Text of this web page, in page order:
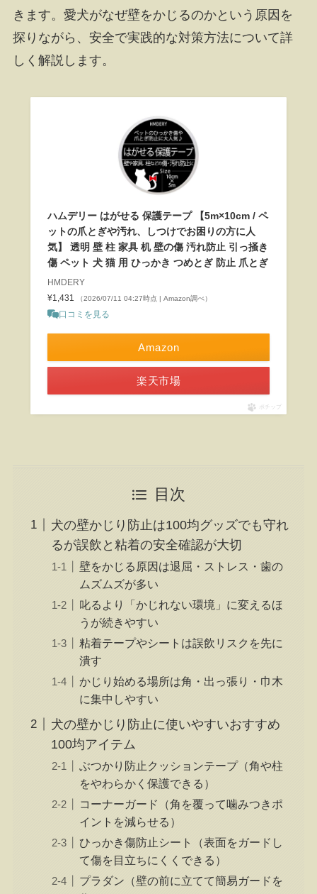
きます。愛犬がなぜ壁をかじるのかという原因を
探りながら、安全で実践的な対策方法について詳
しく解説します。
ハムデリー はがせる 保護テープ 【5m×10cm / ペ
ットの爪とぎや汚れ、しつけでお困りの方に人
気】 透明 壁 柱 家具 机 壁の傷 汚れ防止 引っ掻き
傷 ペット 犬 猫 用 ひっかき つめとぎ 防止 爪とぎ
HMDERY
¥1,431
（2026/07/11 04:27時点 | Amazon調べ）
口コミを見る
Amazon
楽天市場
ポチップ
目次
犬の壁かじり防止は100均グッズでも守れ
るが誤飲と粘着の安全確認が大切
壁をかじる原因は退屈・ストレス・歯の
ムズムズが多い
叱るより「かじれない環境」に変えるほ
うが続きやすい
粘着テープやシートは誤飲リスクを先に
潰す
かじり始める場所は角・出っ張り・巾木
に集中しやすい
犬の壁かじり防止に使いやすいおすすめ
100均アイテム
ぶつかり防止クッションテープ（角や柱
をやわらかく保護できる）
コーナーガード（角を覆って噛みつきポ
イントを減らせる）
ひっかき傷防止シート（表面をガードし
て傷を目立ちにくくできる）
プラダン（壁の前に立てて簡易ガードを